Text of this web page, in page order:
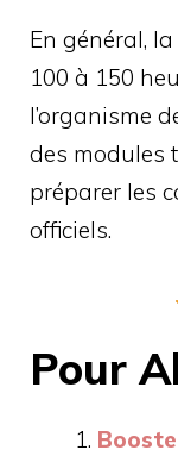
En général,
100 à 150
l’organisme
des modules
préparer les
officiels.
Pour